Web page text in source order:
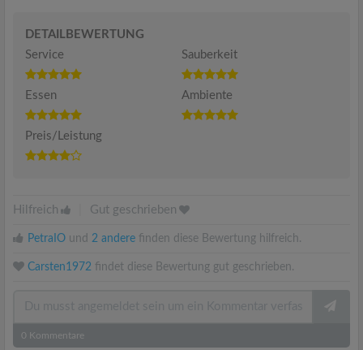
DETAILBEWERTUNG
Service
Sauberkeit
Essen Ambiente
Preis/Leistung
Hilfreich Gut geschrieben
PetraIO und 2 andere finden diese Bewertung hilfreich.
Carsten1972 findet diese Bewertung gut geschrieben.
0 Kommentare